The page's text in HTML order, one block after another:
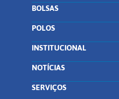
BOLSAS
POLOS
INSTITUCIONAL
NOTÍCIAS
SERVIÇOS